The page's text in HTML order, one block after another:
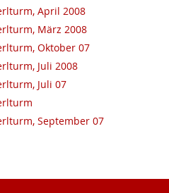
April 2008
März 2008
Oktober 07
Juli 2008
Juli 07
September 07